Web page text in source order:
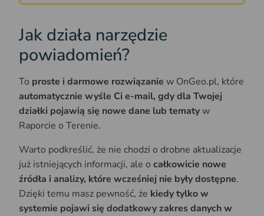
Jak działa narzędzie
powiadomień?
To proste i darmowe rozwiązanie w OnGeo.pl, które
automatycznie wyśle Ci e-mail, gdy dla Twojej
działki pojawią się nowe dane lub tematyw
Raporcie o Terenie.
Warto podkreślić, że nie chodzi o drobne aktualizacje
już istniejących informacji, ale o całkowicie nowe
źródła i analizy, które wcześniej nie były dostępne.
Dzięki temu masz pewność, że kiedy tylko w
systemie pojawi się dodatkowy zakres danych w